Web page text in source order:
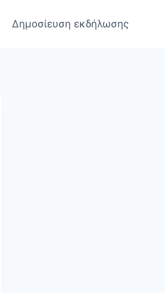
Δημοσίευση εκδήλωσης